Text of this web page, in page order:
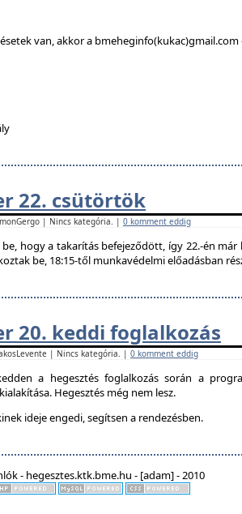
van, akkor a bmeheginfo(kukac)gmail.com
22. csütörtök
| Nincs kategória. | 0 komment eddig
hogy a takarítás befejeződött, így 22.-én már
be, 18:15-től munkavédelmi előadásban
20. keddi foglalkozás
| Nincs kategória. | 0 komment eddig
a hegesztés foglalkozás során a
Hegesztés még nem lesz.
ideje engedi, segítsen a rendezésben.
- hegesztes.ktk.bme.hu - [adam] - 2010